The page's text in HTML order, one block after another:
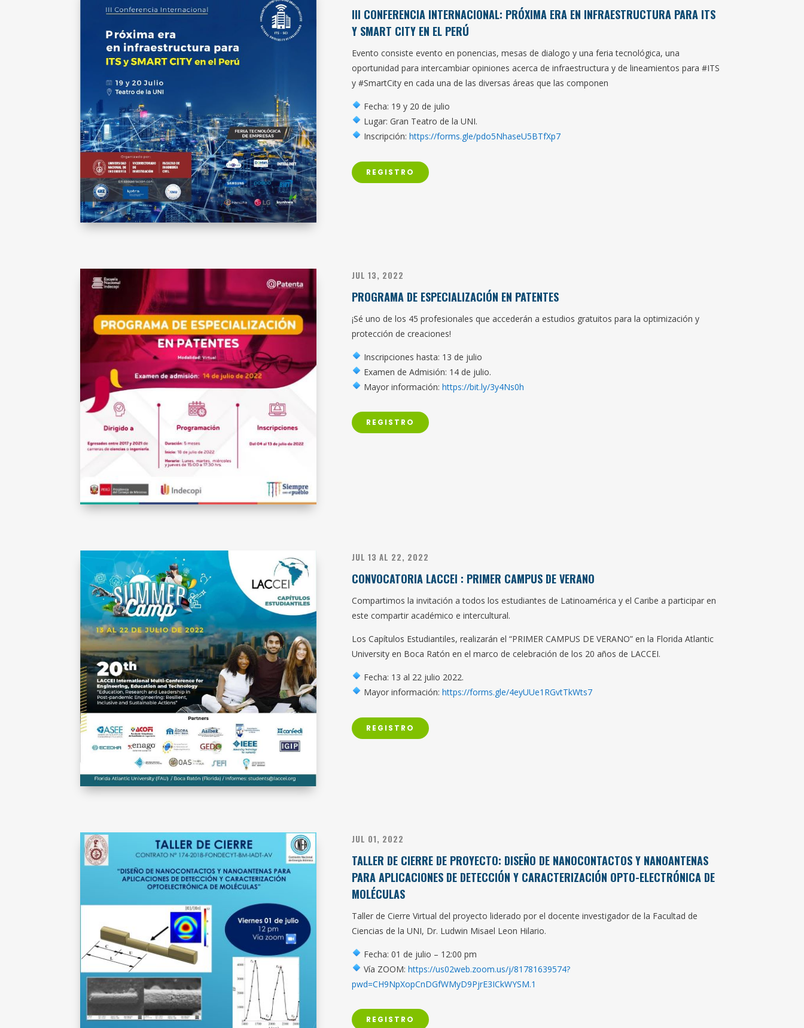
III CONFERENCIA INTERNACIONAL: PRÓXIMA ERA EN INFRAESTRUCTURA PARA ITS
Y SMART CITY EN EL PERÚ
Evento consisteevento en ponencias, mesas de dialogo y una feria tecnológica, una
oportunidad para intercambiar opiniones acerca de infraestructura y de lineamientos para #ITS
y #SmartCity en cada una de las diversas áreas que las componen
Fecha: 19 y 20 de julio
Lugar: Gran Teatro de la UNI.
Inscripción:https://forms.gle/pdo5NhaseU5BTfXp7
REGISTRO
JUL 13, 2022
PROGRAMA DE ESPECIALIZACIÓN EN PATENTES
¡Sé uno de los 45 profesionales que accederán a estudios gratuitos para la optimización y
protección de creaciones!
Inscripciones hasta: 13 de julio
Examen de Admisión: 14 de julio.
Mayor información:https://bit.ly/3y4Ns0h
REGISTRO
JUL 13 AL 22, 2022
CONVOCATORIA LACCEI : PRIMER CAMPUS DE VERANO
Compartimos la invitación a todos los estudiantes de Latinoamérica y el Caribe a participar en
este compartir académico e intercultural.
Los Capítulos Estudiantiles, realizarán el “PRIMER CAMPUS DE VERANO” en la Florida Atlantic
University en Boca Ratón en el marco de celebración de los 20 años de LACCEI.
Fecha: 13 al 22 julio 2022.
Mayor información:https://forms.gle/4eyUUe1RGvtTkWts7
REGISTRO
JUL 01, 2022
TALLER DE CIERRE DE PROYECTO: DISEÑO DE NANOCONTACTOS Y NANOANTENAS
PARA APLICACIONES DE DETECCIÓN Y CARACTERIZACIÓN OPTO-ELECTRÓNICA DE
MOLÉCULAS
Taller de Cierre Virtual del proyecto liderado por el docente investigador de la Facultad de
Ciencias de la UNI, Dr. Ludwin Misael Leon Hilario.
Fecha: 01 de julio – 12:00 pm
Vía ZOOM:https://us02web.zoom.us/j/81781639574?
pwd=CH9NpXopCnDGfWMyD9PjrE3ICkWYSM.1
REGISTRO